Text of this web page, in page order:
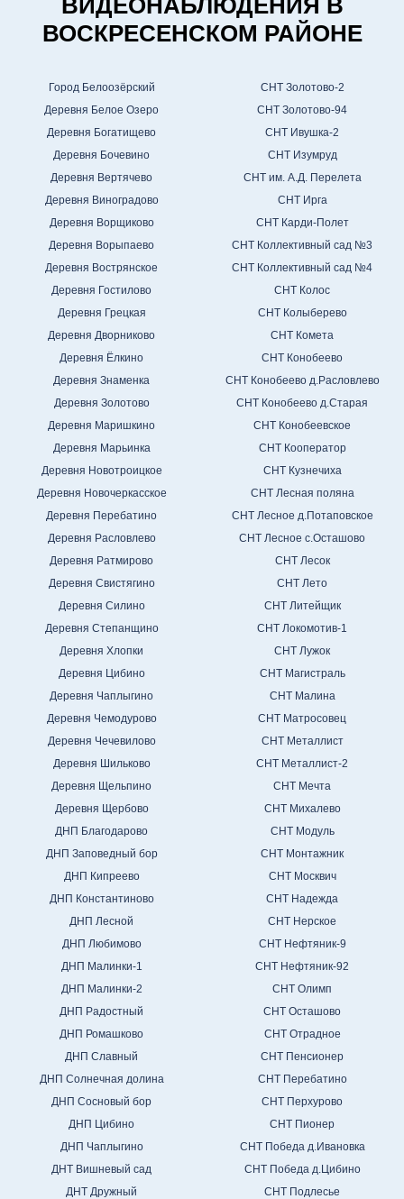
ВОСКРЕСЕНСКОМ РАЙОНЕ
Город Белоозёрский
Деревня Белое Озеро
Деревня Богатищево
Деревня Бочевино
Деревня Вертячево
Деревня Виноградово
Деревня Ворщиково
Деревня Ворыпаево
Деревня Вострянское
Деревня Гостилово
Деревня Грецкая
Деревня Дворниково
Деревня Ёлкино
Деревня Знаменка
Деревня Золотово
Деревня Маришкино
Деревня Марьинка
Деревня Новотроицкое
Деревня Новочеркасское
Деревня Перебатино
Деревня Расловлево
Деревня Ратмирово
Деревня Свистягино
Деревня Силино
Деревня Степанщино
Деревня Хлопки
Деревня Цибино
Деревня Чаплыгино
Деревня Чемодурово
Деревня Чечевилово
Деревня Шильково
Деревня Щельпино
Деревня Щербово
ДНП Благодарово
ДНП Заповедный бор
ДНП Кипреево
ДНП Константиново
ДНП Лесной
ДНП Любимово
ДНП Малинки-1
ДНП Малинки-2
ДНП Радостный
ДНП Ромашково
ДНП Славный
ДНП Солнечная долина
ДНП Сосновый бор
ДНП Цибино
ДНП Чаплыгино
ДНТ Вишневый сад
ДНТ Дружный
СНТ Золотово-2
СНТ Золотово-94
СНТ Ивушка-2
СНТ Изумруд
СНТ им. А.Д. Перелета
СНТ Ирга
СНТ Карди-Полет
СНТ Коллективный сад №3
СНТ Коллективный сад №4
СНТ Колос
СНТ Колыберево
СНТ Комета
СНТ Конобеево
СНТ Конобеево д.Расловлево
СНТ Конобеево д.Старая
СНТ Конобеевское
СНТ Кооператор
СНТ Кузнечиха
СНТ Лесная поляна
СНТ Лесное д.Потаповское
СНТ Лесное с.Осташово
СНТ Лесок
СНТ Лето
СНТ Литейщик
СНТ Локомотив-1
СНТ Лужок
СНТ Магистраль
СНТ Малина
СНТ Матросовец
СНТ Металлист
СНТ Металлист-2
СНТ Мечта
СНТ Михалево
СНТ Модуль
СНТ Монтажник
СНТ Москвич
СНТ Надежда
СНТ Нерское
СНТ Нефтяник-9
СНТ Нефтяник-92
СНТ Олимп
СНТ Осташово
СНТ Отрадное
СНТ Пенсионер
СНТ Перебатино
СНТ Перхурово
СНТ Пионер
СНТ Победа д.Ивановка
СНТ Победа д.Цибино
СНТ Подлесье